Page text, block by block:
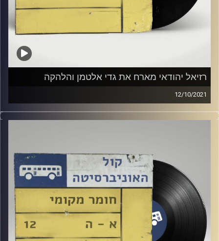
רזיאל יהודאי מארח את גדי אלטמן והלהקה
12/10/2021
שעה של מוזיקה ישראלית עם רזיאל יהודאי.
קרדיט תמונות: Elior Buchnik